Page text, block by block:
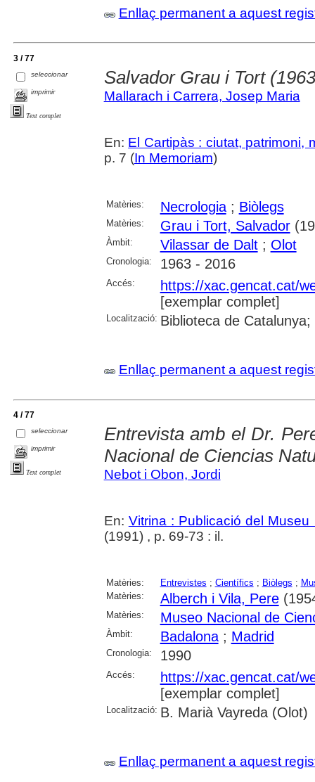
Enllaç permanent a aquest
3 / 77
seleccionar
imprimir
Text complet
Salvador Grau i Tort
Mallarach i Carrera, Josep Maria
En: El Cartipàs : ciutat, patrimoni,
p. 7 (In Memoriam)
Matèries: Necrologia; Biòlegs
Matèries: Grau i Tort, Salvador
Àmbit: Vilassar de Dalt; Olot
Cronologia: 1963 - 2016
Accés:
https://xac.gencat.cat/
[exemplar complet]
Localització: Biblioteca de
Enllaç permanent a aquest
4 / 77
seleccionar
imprimir
Text complet
Entrevista amb el Dr.
Nacional de Ciencias
Nebot i Obon, Jordi
En: Vitrina : Publicació del
(1991) , p. 69-73 : il.
Matèries: Entrevistes ; Científics ; Biòlegs ;
Matèries:
Alberch i Vila, Pere
Matèries: Museo Nacional de
Àmbit: Badalona; Madrid
Cronologia: 1990
Accés:
https://xac.gencat.cat/
[exemplar complet]
Localització: B. Marià Vayreda (Olot)
Enllaç permanent a aquest